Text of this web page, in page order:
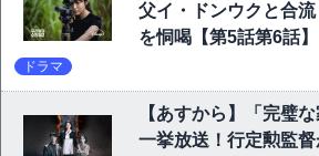
父イ・ドンウクと合
を恫喝【第5話第6話】
ドラマ
【あすから】「完璧
一挙放送！行定勲監